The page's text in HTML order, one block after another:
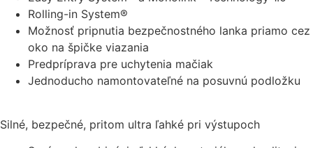
Rolling-in System®
Možnosť pripnutia bezpečnostného lanka priamo cez
oko na špičke viazania
Predpríprava pre uchytenia mačiak
Jednoducho namontovateľné na posuvnú podložku
Silné, bezpečné, pritom ultra ľahké pri výstupoch